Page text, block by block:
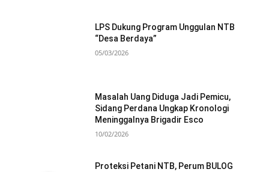
LPS Dukung Program Unggulan NTB
“Desa Berdaya”
05/03/2026
Masalah Uang Diduga Jadi Pemicu,
Sidang Perdana Ungkap Kronologi
Meninggalnya Brigadir Esco
10/02/2026
Proteksi Petani NTB, Perum BULOG